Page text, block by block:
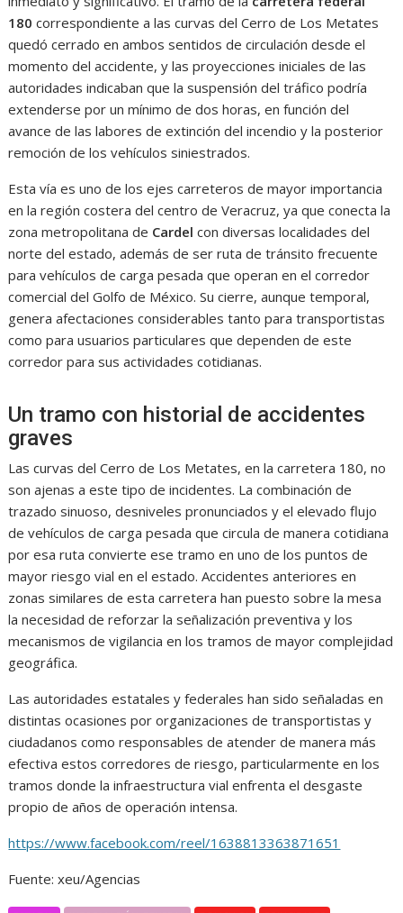
180 correspondiente a las curvas del Cerro de Los Metates
quedó cerrado en ambos sentidos de circulación desde el
momento del accidente, y las proyecciones iniciales de las
autoridades indicaban que la suspensión del tráfico podría
extenderse por un mínimo de dos horas, en función del
avance de las labores de extinción del incendio y la posterior
remoción de los vehículos siniestrados.
Esta vía es uno de los ejes carreteros de mayor importancia
en la región costera del centro de Veracruz, ya que conecta la
zona metropolitana de Cardel con diversas localidades del
norte del estado, además de ser ruta de tránsito frecuente
para vehículos de carga pesada que operan en el corredor
comercial del Golfo de México. Su cierre, aunque temporal,
genera afectaciones considerables tanto para transportistas
como para usuarios particulares que dependen de este
corredor para sus actividades cotidianas.
Un tramo con historial de accidentes
graves
Las curvas del Cerro de Los Metates, en la carretera 180, no
son ajenas a este tipo de incidentes. La combinación de
trazado sinuoso, desniveles pronunciados y el elevado flujo
de vehículos de carga pesada que circula de manera cotidiana
por esa ruta convierte ese tramo en uno de los puntos de
mayor riesgo vial en el estado. Accidentes anteriores en
zonas similares de esta carretera han puesto sobre la mesa
la necesidad de reforzar la señalización preventiva y los
mecanismos de vigilancia en los tramos de mayor complejidad
geográfica.
Las autoridades estatales y federales han sido señaladas en
distintas ocasiones por organizaciones de transportistas y
ciudadanos como responsables de atender de manera más
efectiva estos corredores de riesgo, particularmente en los
tramos donde la infraestructura vial enfrenta el desgaste
propio de años de operación intensa.
https://www.facebook.com/reel/1638813363871651
Fuente: xeu/Agencias